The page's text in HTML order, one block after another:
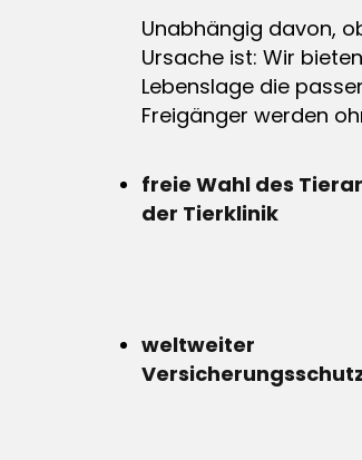
Unabhängig davon,
Ursache ist: Wir
Lebenslage die
Freigänger werden
freie Wahl des
der Tierklinik
weltweiter